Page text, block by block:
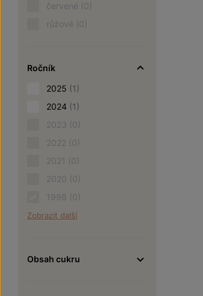
červené (0)
růžové (0)
Ročník
2025 (1)
2024 (1)
2023 (0)
2022 (0)
2021 (0)
2020 (0)
1998 (0)
Zobrazit další
Obsah cukru